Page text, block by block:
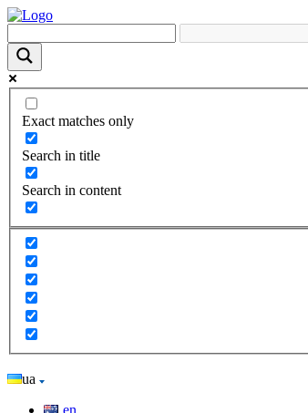
Exact matches only
Search in title
Search in content
ua